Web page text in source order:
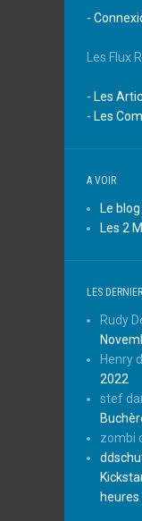
-
Les Flux
- Les
- Les
A VOIR
Le
Les 2
LES
Rudy
Henry
2022
stef
zombi
heures